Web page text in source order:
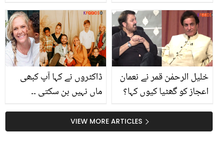
کی اداکاری پر اتنی تنقید
کیوں؟
تبدیلی آتی ہے؟؟ جان کر
آپ آزمائے بنا رہ نہ پائیں گے
ڈاکٹروں نے کہا آپ کبھی
ماں نہیں بن سکتی ۔۔
میں ایسی کیا تبدیلی آئی
کہ آج 7 بچوں کی ماں
خلیل الرحمٰن قمر نے نعمان
اعجاز کو گھٹیا کیوں کہا؟
کھول دیے! دیکھیں VIEW MORE ARTICLES